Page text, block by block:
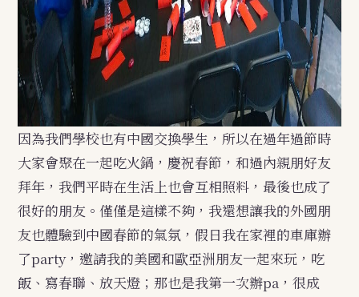
因為我們學校也有中國交換學生，所以在過年過節時
大家會聚在一起吃火鍋，慶祝春節，和過內親朋好友
拜年，我們平時在生活上也會互相照料，最後也成了
很好的朋友。僅僅是這樣不夠，我還想讓我的外國朋
友也體驗到中國春節的氣氛，假日我在家裡的車庫辦
了party，邀請我的美國和歐亞洲朋友一起來玩，吃
飯、寫春聯、放天燈；那也是我第一次辦pa，很成